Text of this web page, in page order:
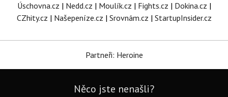
Úschovna.cz | Nedd.cz | Moulík.cz | Fights.cz | Dokina.cz |
CZhity.cz | Našepeníze.cz | Srovnám.cz | StartupInsider.cz
Partneři: Heroine
Něco jste nenašli?